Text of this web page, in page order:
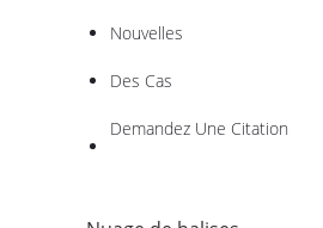
Nouvelles
Des Cas
Demandez Une Citation